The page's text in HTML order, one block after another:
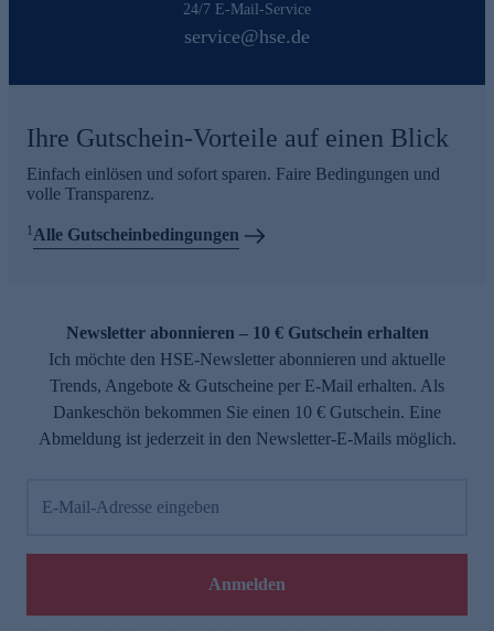
24/7 E-Mail-Service
service@hse.de
Ihre Gutschein-Vorteile auf einen Blick
Einfach einlösen und sofort sparen. Faire Bedingungen und
volle Transparenz.
1Alle Gutscheinbedingungen
Newsletter abonnieren – 10 € Gutschein erhalten
Ich möchte den HSE-Newsletter abonnieren und aktuelle
Trends, Angebote & Gutscheine per E-Mail erhalten. Als
Dankeschön bekommen Sie einen 10 € Gutschein. Eine
Abmeldung ist jederzeit in den Newsletter-E-Mails möglich.
E-Mail-Adresse eingeben
Anmelden